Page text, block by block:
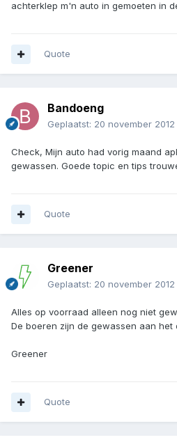
achterklep m'n auto in gemoeten in
Quote
Bandoeng
Geplaatst: 20 november 2012
Check, Mijn auto had vorig maand
gewassen. Goede topic en tips
Quote
Greener
Geplaatst: 20 november 2012
Alles op voorraad alleen nog niet
De boeren zijn de gewassen aan het
Greener
Quote